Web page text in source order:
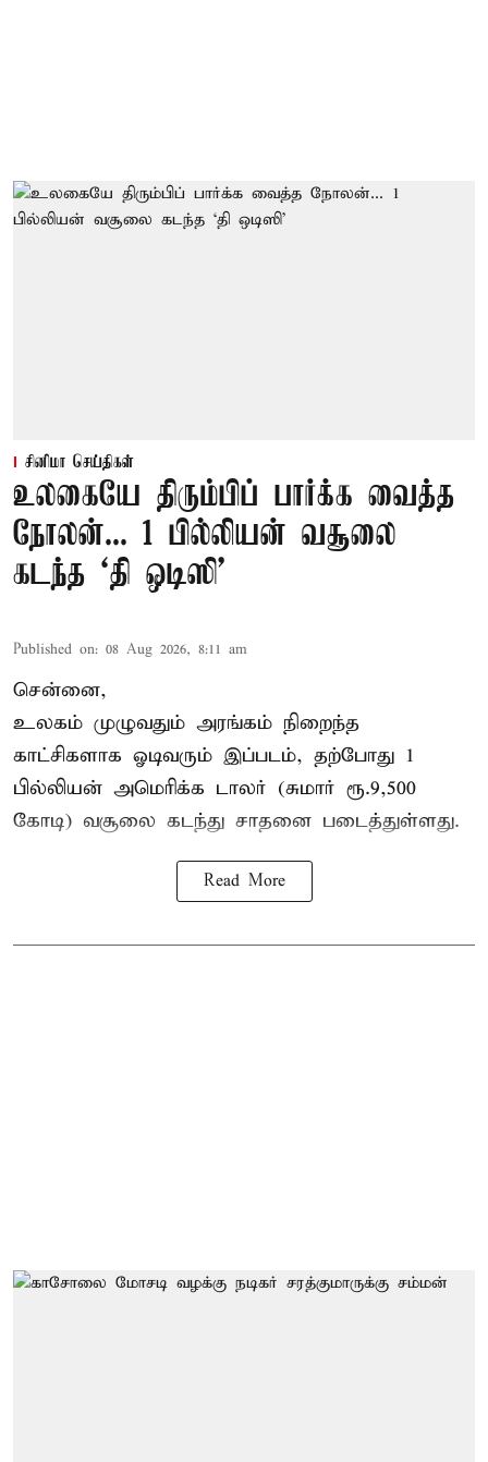
சினிமா செய்திகள்
உலகையே திரும்பிப் பார்க்க வைத்த
நோலன்... 1 பில்லியன் வசூலை
கடந்த ‘தி ஒடிஸி’
Published on: 08 Aug 2026, 8:11 am
சென்னை,
உலகம் முழுவதும் அரங்கம் நிறைந்த
காட்சிகளாக ஓடிவரும் இப்படம், தற்போது 1
பில்லியன் அமெரிக்க டாலர் (சுமார் ரூ.9,500
கோடி) வசூலை கடந்து சாதனை படைத்துள்ளது.
Read More